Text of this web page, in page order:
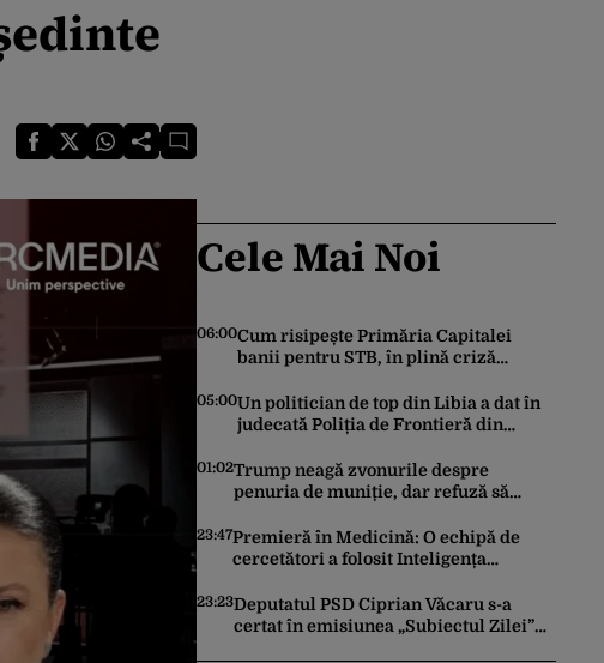
Cele Mai Noi
06:00Cum risipește Primăria Capitalei
banii pentru STB, în plină criză
05:00Un politician de top din Libia a dat în
judecată Poliția de Frontieră din
oficial, terorist ISIS
01:02Trump neagă zvonurile despre
penuria de muniție, dar refuză să
nevoie de rachete”
23:47Premieră în Medicină: O echipă de
cercetători a folosit Inteligența
virusuri sintetice la tratarea de E.coli
23:23Deputatul PSD Ciprian Văcaru s-a
certat în emisiunea „Subiectul Zilei”